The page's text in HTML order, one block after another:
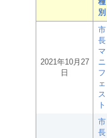
別
2021年10月27
日
市
長
マ
ニ
フ
ェ
ス
ト
市
長